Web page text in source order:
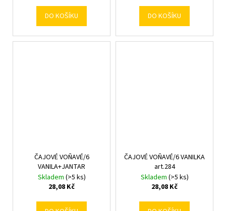
DO KOŠÍKU DO KOŠÍKU
ČAJOVÉ VOŇAVÉ/6
VANILA+JANTAR
Skladem (>5 ks)
28,08 Kč
ČAJOVÉ VOŇAVÉ/6 VANILKA
art.284
Skladem (>5 ks)
28,08 Kč